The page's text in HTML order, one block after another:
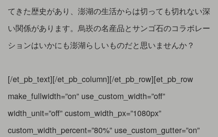
てきた歴史があり、澎湖の生活からは切っても切れない深
い関係があります。烏崁の名産品とサンゴ石のコラボレー
ションはいかにも澎湖らしいものだと思いませんか？
[/et_pb_text][/et_pb_column][/et_pb_row][et_pb_row
make_fullwidth=”on” use_custom_width=”off”
width_unit=”off” custom_width_px=”1080px”
custom_width_percent=”80%” use_custom_gutter=”on”